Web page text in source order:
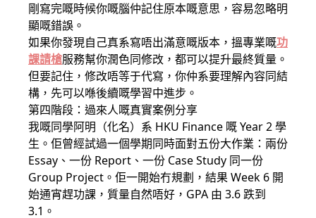
剛寫完嘅時候你嘅腦仲記住原本嘅意思，容易忽略明
顯嘅錯誤。
如果你發現自己真系寫唔出滿意嘅版本，搵專業嘅功
課請槍服務幫你潤色同修改，都可以提升最終質量。
但要記住，修改唔等于代寫，你仲系要理解內容同結
構，先可以喺後續嘅學習中進步。
第四階段：過來人嘅真實案例分享
我嘅同學阿明（化名）系 HKU Finance 嘅 Year 2 學
生。佢曾經試過一個學期同時面對五份大作業：兩份
Essay、一份 Report、一份 Case Study 同一份
Group Project。佢一開始冇規劃，結果 Week 6 開
始通宵趕功課，質量自然唔好，GPA 由 3.6 跌到
3.1。